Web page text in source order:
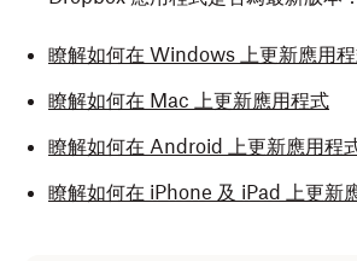
瞭解如何在 Windows 上更新應用
瞭解如何在 Mac 上更新應用程式
瞭解如何在 Android 上更新應用程
瞭解如何在 iPhone 及 iPad 上更新